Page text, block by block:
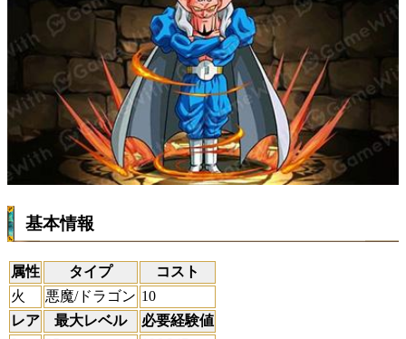
基本情報
属性 タイプ
コスト
火
悪魔/ドラゴン 10
レア
最大レベル
必要経験値